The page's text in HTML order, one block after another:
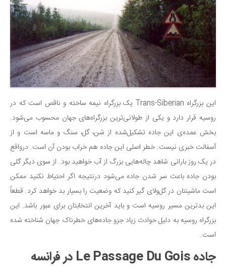
این بزرگراه Trans-Siberian یک بزرگراه نیمه ساخته و ناقص است که در
روسیه قرار دارد و یکی از طولانی‌ترین بزرگراه‌های جهان محسوب می‌شود.
بخش عمده‌ی این جاده تشکیل‌شده از شن، گل، سنگ و ماسه است و از
آسفالت خبری نیست. خطر اصلی این جاده هم خراب بودن آن است. درواقع
در یک روز بارانی شاهد چاله‌هایی بزرگ از آب خواهید بود. از سوی دیگر گلی
بودن جاده باعث سر شدن جاده می‌شود درنتیجه اگر احتیاط نکنید ممکن
است ماشینتان در گل‌ولای گیر کنید که وضعیت را بسیار بد خواهد کرد. قطعاً
این بدترین مسیر روسیه است و باید آخرین انتخابتان برای عبور باشد. این
بزرگراه روسیه به دلیل حوادث زیاد جزو جاده‌های خطرناک جهان شناخته شده
است.
جاده Le Passage Du Gois در فرانسه